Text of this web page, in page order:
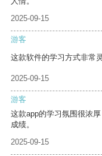
2025-09-15
游客
这款软件的学习方式非常
2025-09-15
游客
这款app的学习氛围很浓
成绩。
2025-09-15